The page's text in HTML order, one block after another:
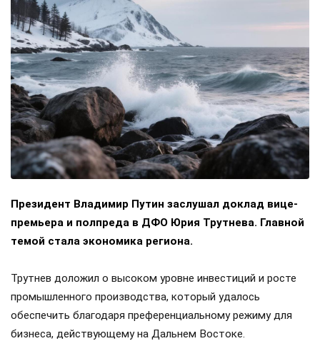
Президент Владимир Путин заслушал доклад вице-
премьера и полпреда в ДФО Юрия Трутнева. Главной
темой стала экономика региона.
Трутнев доложил о высоком уровне инвестиций и росте
промышленного производства, который удалось
обеспечить благодаря преференциальному режиму для
бизнеса, действующему на Дальнем Востоке.